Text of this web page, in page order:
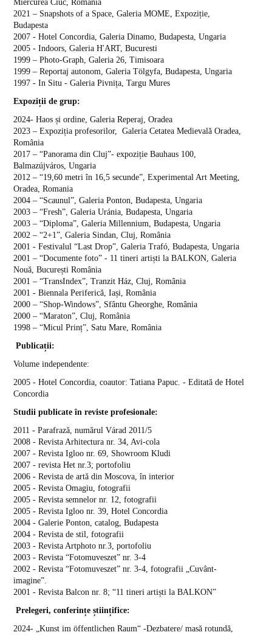
Miercurea Ciuc, România
2021 – Snapshots of a Space, Galeria MOME, Expoziție,
Budapesta
2007 - Hotel Concordia, Galeria Dinamo, Budapesta, Ungaria
2005 - Indoors, Galeria H'ART, Bucuresti
1999 – Photo-Graph, Galeria 26, Timisoara
1999 – Reportaj autonom, Galeria Tölgyfa, Budapesta, Ungaria
1997 - In Situ - Galeria Pivnița, Targu Mures
Expoziții de grup:
2024- Haos și ordine, Galeria Reperaj, Oradea
2023 – Expoziția profesorilor, Galeria Cetatea Medievală Oradea,
România
2017 – “Panorama din Cluj”- expoziție Bauhaus 100,
Balmazújváros, Ungaria
2012 – “19,60 metri în 16,5 secunde”, Experimental Art Meeting,
Oradea, Romania
2004 – “Scaunul”, Galeria Ponton, Budapesta, Ungaria
2003 – “Fresh”, Galeria Uránia, Budapesta, Ungaria
2003 – “Diploma”, Galeria Millennium, Budapesta, Ungaria
2002 – “2+1”, Galeria Sindan, Cluj, România
2001 - Festivalul “Last Drop”, Galeria Trafó, Budapesta, Ungaria
2001 – “Documente foto” - 11 tineri artiști la BALKON, Galeria
Nouă, București România
2001 – “TransIndex”, Tranzit Ház, Cluj, România
2001 - Biennala Periferică, Iași, România
2000 – “Shop-Windows”, Sfântu Gheorghe, România
2000 – “Maraton”, Cluj, România
1998 – “Micul Prinț”, Satu Mare, România
Publicații:
Volume independente:
2005 - Hotel Concordia, coautor: Tatiana Papuc. - Editată de Hotel
Concordia
Studii publicate în reviste profesionale:
2011 - Parafrază, numărul Várad 2011/5
2008 - Revista Arhitectura nr. 34, Avi-cola
2007 - Revista Igloo nr. 69, Showroom Kludi
2007 - revista Het nr.3; portofoliu
2006 - Revista de artă din Moscova, în interior
2005 - Revista Omagiu, fotografii
2005 - Revista semnelor nr. 12, fotografii
2005 - Revista Igloo nr. 39, Hotel Concordia
2004 - Galerie Ponton, catalog, Budapesta
2004 - Revista de stil, fotografii
2003 - Revista Artphoto nr.3, portofoliu
2003 - Revista “Fotomuveszet” nr. 3-4
2002 - Revista “Fotomuveszet” nr. 3-4, fotografii „Cuvânt-
imagine”.
2001 - Revista Balcon nr. 8; “11 tineri artiști la BALKON”
Prelegeri, conferințe științifice:
2024- „Kunst im öffentlichen Raum“ -Dezbatere/ masă rotundă,